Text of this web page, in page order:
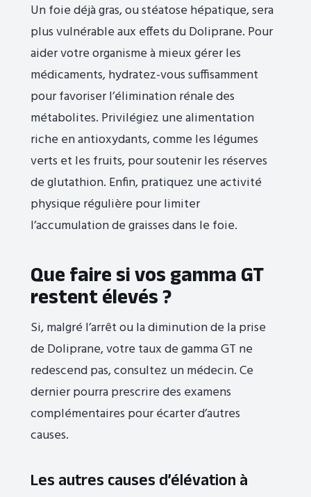
Un foie déjà gras, ou stéatose hépatique, sera
plus vulnérable aux effets du Doliprane. Pour
aider votre organisme à mieux gérer les
médicaments, hydratez-vous suffisamment
pour favoriser l’élimination rénale des
métabolites. Privilégiez une alimentation
riche en antioxydants, comme les légumes
verts et les fruits, pour soutenir les réserves
de glutathion. Enfin, pratiquez une activité
physique régulière pour limiter
l’accumulation de graisses dans le foie.
Que faire si vos gamma GT
restent élevés ?
Si, malgré l’arrêt ou la diminution de la prise
de Doliprane, votre taux de gamma GT ne
redescend pas, consultez un médecin. Ce
dernier pourra prescrire des examens
complémentaires pour écarter d’autres
causes.
Les autres causes d’élévation à